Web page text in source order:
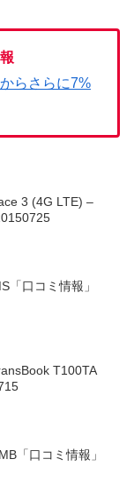
らさらに7%
3 (4G LTE) –
「口コミ情報」
T100TA
「口コミ情報」